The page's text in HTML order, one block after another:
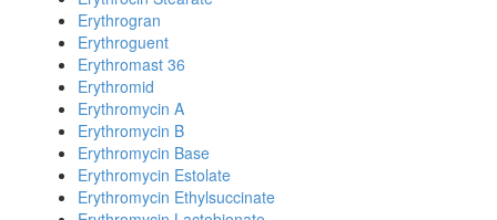
Erythrogran
Erythroguent
Erythromast 36
Erythromid
Erythromycin A
Erythromycin B
Erythromycin Base
Erythromycin Estolate
Erythromycin Ethylsuccinate